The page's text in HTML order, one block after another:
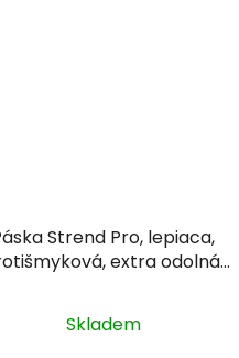
Strend Pro, lepiaca,
extra odolná,
Skladem